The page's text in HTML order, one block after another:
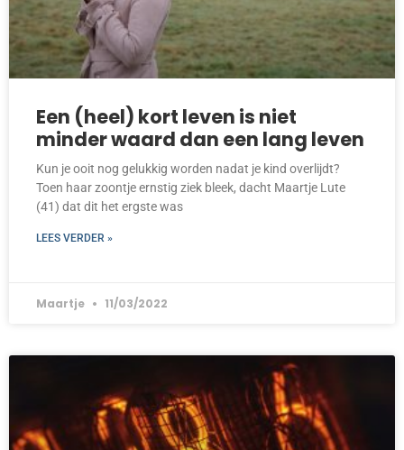
Een (heel) kort leven is niet
minder waard dan een lang leven
Kun je ooit nog gelukkig worden nadat je kind overlijdt?
Toen haar zoontje ernstig ziek bleek, dacht Maartje Lute
(41) dat dit het ergste was
LEES VERDER »
Maartje 11/03/2022